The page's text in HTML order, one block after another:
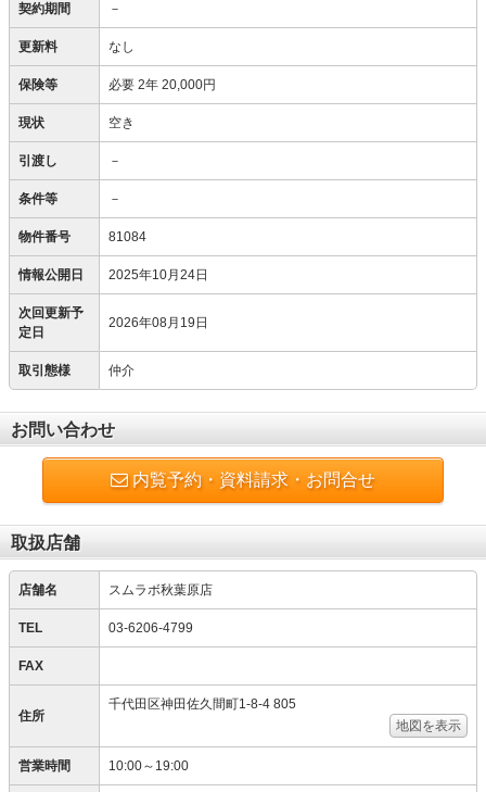
契約期間 －
更新料 なし
保険等 必要 2年 20,000円
現状 空き
引渡し －
条件等 －
物件番号 81084
情報公開日 2025年10月24日
次回更新予
定日
2026年08月19日
取引態様 仲介
お問い合わせ
内覧予約・資料請求・お問合せ
取扱店舗
店舗名 スムラボ秋葉原店
TEL 03-6206-4799
FAX
住所
千代田区神田佐久間町1-8-4 805
地図を表示
営業時間 10:00～19:00